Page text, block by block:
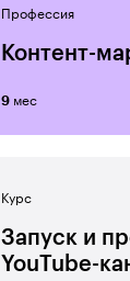
Профессия
Контент-
9 мес
Курс
Запуск и
YouTube-